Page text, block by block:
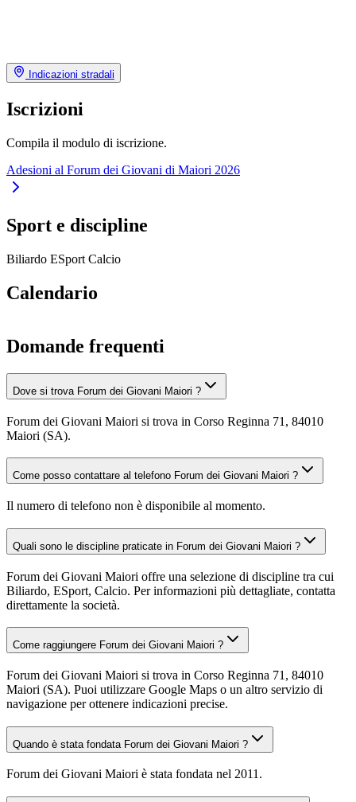
Indicazioni stradali
Iscrizioni
Compila il modulo di iscrizione.
Adesioni al Forum dei Giovani di Maiori 2026
Sport e discipline
Biliardo ESport Calcio
Calendario
Domande frequenti
Dove si trova Forum dei Giovani Maiori ?
Forum dei Giovani Maiori si trova in Corso Reginna 71, 84010
Maiori (SA).
Come posso contattare al telefono Forum dei Giovani Maiori ?
Il numero di telefono non è disponibile al momento.
Quali sono le discipline praticate in Forum dei Giovani Maiori ?
Forum dei Giovani Maiori offre una selezione di discipline tra cui
Biliardo, ESport, Calcio. Per informazioni più dettagliate, contatta
direttamente la società.
Come raggiungere Forum dei Giovani Maiori ?
Forum dei Giovani Maiori si trova in Corso Reginna 71, 84010
Maiori (SA). Puoi utilizzare Google Maps o un altro servizio di
navigazione per ottenere indicazioni precise.
Quando è stata fondata Forum dei Giovani Maiori ?
Forum dei Giovani Maiori è stata fondata nel 2011.